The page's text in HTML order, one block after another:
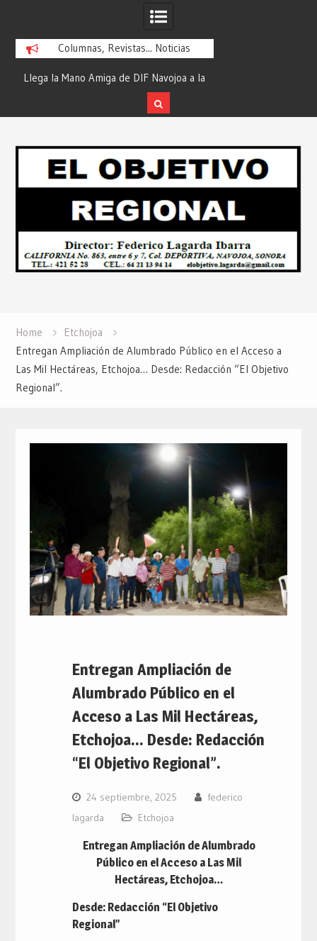
Columnas, Revistas... Noticias
Llega la Mano Amiga de DIF Navojoa a la
Ampliación Beltrones con la Feria de
Servicios… Desde: Redacción “El
Redacción “El
Home
Etchojoa
Entregan Ampliación de Alumbrado Público en el Acceso a
Las Mil Hectáreas, Etchojoa… Desde: Redacción “El Objetivo
Regional”.
Entregan Ampliación de
Alumbrado Público en el
Acceso a Las Mil Hectáreas,
Etchojoa… Desde: Redacción
“El Objetivo Regional”.
24 septiembre, 2025
federico
lagarda
Etchojoa
Entregan Ampliación de Alumbrado
Público en el Acceso a Las Mil
Hectáreas, Etchojoa…
Desde: Redacción “El Objetivo
Regional”